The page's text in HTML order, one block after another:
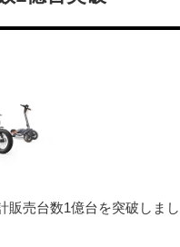
販売台数1億台を突破しまし